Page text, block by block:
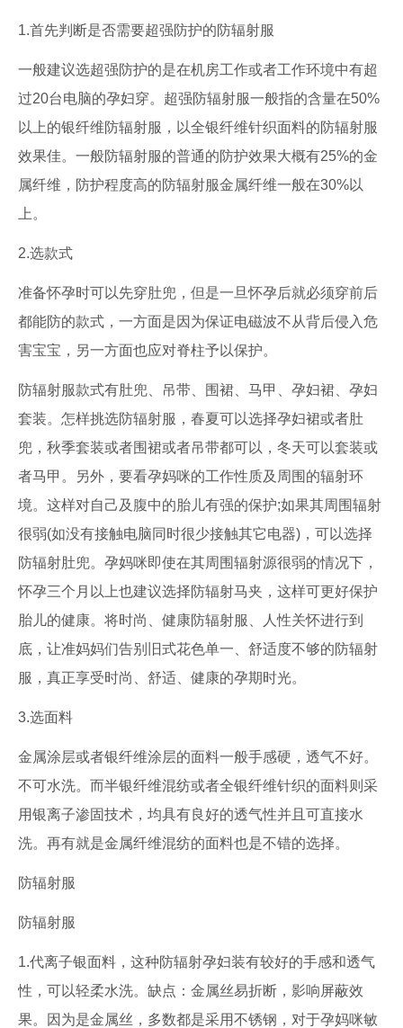
1.首先判断是否需要超强防护的防辐射服
一般建议选超强防护的是在机房工作或者工作环境中有超
过20台电脑的孕妇穿。超强防辐射服一般指的含量在50%
以上的银纤维防辐射服，以全银纤维针织面料的防辐射服
效果佳。一般防辐射服的普通的防护效果大概有25%的金
属纤维，防护程度高的防辐射服金属纤维一般在30%以
上。
2.选款式
准备怀孕时可以先穿肚兜，但是一旦怀孕后就必须穿前后
都能防的款式，一方面是因为保证电磁波不从背后侵入危
害宝宝，另一方面也应对脊柱予以保护。
防辐射服款式有肚兜、吊带、围裙、马甲、孕妇裙、孕妇
套装。怎样挑选防辐射服，春夏可以选择孕妇裙或者肚
兜，秋季套装或者围裙或者吊带都可以，冬天可以套装或
者马甲。另外，要看孕妈咪的工作性质及周围的辐射环
境。这样对自己及腹中的胎儿有强的保护;如果其周围辐射
很弱(如没有接触电脑同时很少接触其它电器)，可以选择
防辐射肚兜。孕妈咪即使在其周围辐射源很弱的情况下，
怀孕三个月以上也建议选择防辐射马夹，这样可更好保护
胎儿的健康。将时尚、健康防辐射服、人性关怀进行到
底，让准妈妈们告别旧式花色单一、舒适度不够的防辐射
服，真正享受时尚、舒适、健康的孕期时光。
3.选面料
金属涂层或者银纤维涂层的面料一般手感硬，透气不好。
不可水洗。而半银纤维混纺或者全银纤维针织的面料则采
用银离子渗固技术，均具有良好的透气性并且可直接水
洗。再有就是金属纤维混纺的面料也是不错的选择。
防辐射服
防辐射服
1.代离子银面料，这种防辐射孕妇装有较好的手感和透气
性，可以轻柔水洗。缺点：金属丝易折断，影响屏蔽效
果。因为是金属丝，多数都是采用不锈钢，对于孕妈咪敏